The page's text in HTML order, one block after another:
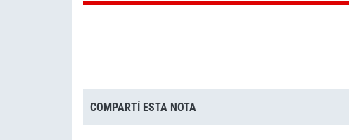
COMPARTÍ ESTA NOTA